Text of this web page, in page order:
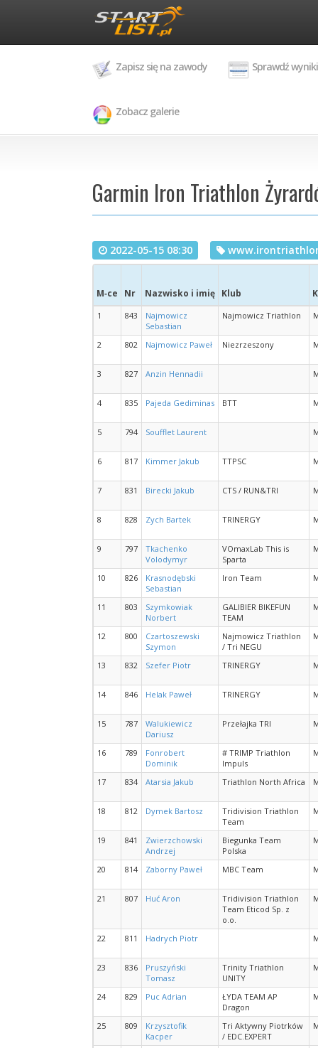
Zapisz się na zawody Sprawdź wyniki
Zobacz galerie
Garmin Iron Triathlon
2022-05-15 08:30
M‑ce Nr Nazwisko i imię Klub
1 843
Najmowicz
Sebastian
Najmowicz Triathlon
2 802 Najmowicz Paweł Niezrzeszony
3 827 Anzin Hennadii
4 835 Pajeda Gediminas BTT
5 794 Soufflet Laurent
6 817 Kimmer Jakub TTPSC
7 831 Birecki Jakub CTS / RUN&TRI
8 828 Zych Bartek TRINERGY
9 797
Tkachenko
Volodymyr
VOmaxLab This is
Sparta
10 826
Krasnodębski
Sebastian
Iron Team
11 803
Szymkowiak
Norbert
GALIBIER BIKEFUN
TEAM
12 800
Czartoszewski
Szymon
Najmowicz Triathlon
/ Tri NEGU
13 832 Szefer Piotr TRINERGY
14 846 Helak Paweł TRINERGY
15 787
Walukiewicz
Dariusz
Przełajka TRI
16 789
Fonrobert
Dominik
# TRIMP Triathlon
Impuls
17 834 Atarsia Jakub Triathlon North Africa
18 812 Dymek Bartosz
Tridivision Triathlon
Team
19 841
Zwierzchowski
Andrzej
Biegunka Team
Polska
20 814 Zaborny Paweł MBC Team
21 807 Huć Aron
Tridivision Triathlon
Team Eticod Sp. z
o.o.
22 811 Hadrych Piotr
23 836
Pruszyński
Tomasz
Trinity Triathlon
UNITY
24 829 Puc Adrian
ŁYDA TEAM AP
Dragon
25 809
Krzysztofik
Kacper
Tri Aktywny Piotrków
/ EDC.EXPERT